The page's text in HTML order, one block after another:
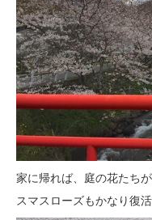
家に帰れば、庭の花たち
スマスローズもかなり復活